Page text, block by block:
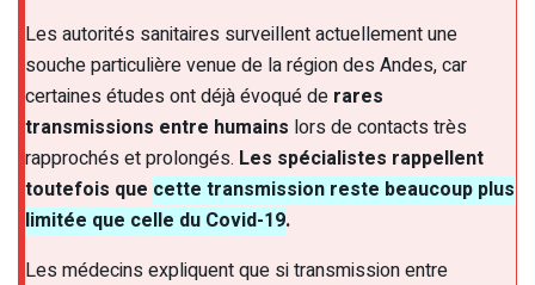
Les autorités sanitaires surveillent actuellement une
souche particulière venue de la région des Andes, car
certaines études ont déjà évoqué de rares
transmissions entre humains lors de contacts très
rapprochés et prolongés. Les spécialistes rappellent
toutefois que cette transmission reste beaucoup plus
limitée que celle du Covid-19.
Les médecins expliquent que si transmission entre